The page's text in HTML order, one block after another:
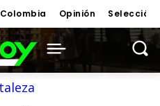
Colombia Opinión Selección